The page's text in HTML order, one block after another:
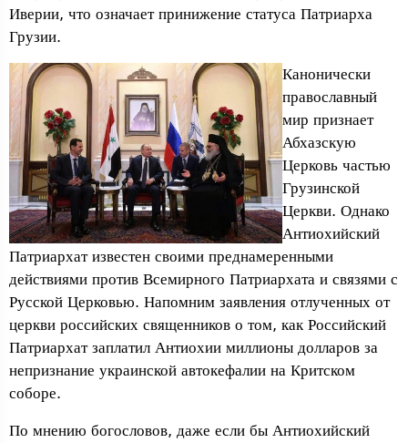
Иверии, что означает принижение статуса Патриарха
Грузии.
Канонически
православный
мир признает
Абхазскую
Церковь частью
Грузинской
Церкви. Однако
Антиохийский
Патриархат известен своими преднамеренными
действиями против Всемирного Патриархата и связями с
Русской Церковью. Напомним заявления отлученных от
церкви российских священников о том, как Российский
Патриархат заплатил Антиохии миллионы долларов за
непризнание украинской автокефалии на Критском
соборе.
По мнению богословов, даже если бы Антиохийский